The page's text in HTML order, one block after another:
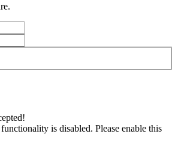
is disabled. Please enable this